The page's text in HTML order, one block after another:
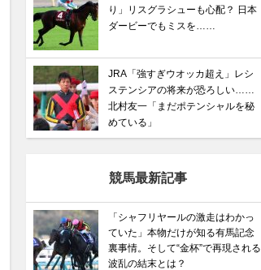
り」リスグラシューも心配？ 日本
ダービーでもミスを……
JRA「強すぎウオッカ超え」レシ
ステンシアの将来が恐ろしい……
北村友一「まだポテンシャルを秘
めている」
競馬最新記事
「シャフリヤールの激走はわかっ
ていた」本物だけが知る有馬記念
裏事情。そして“金杯”で再現される
波乱の結末とは？